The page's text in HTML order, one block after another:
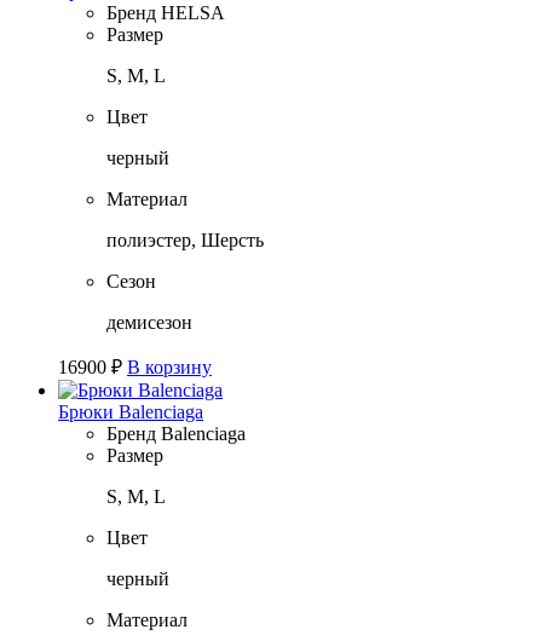
Бренд HELSA
Размер
S, M, L
Цвет
черный
Материал
полиэстер, Шерсть
Сезон
демисезон
16900 ₽ В корзину
Брюки Balenciaga
Бренд Balenciaga
Размер
S, M, L
Цвет
черный
Материал